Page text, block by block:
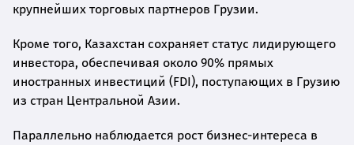
крупнейших торговых партнеров Грузии.
Кроме того, Казахстан сохраняет статус лидирующего
инвестора, обеспечивая около 90% прямых
иностранных инвестиций (FDI), поступающих в Грузию
из стран Центральной Азии.
Параллельно наблюдается рост бизнес-интереса в